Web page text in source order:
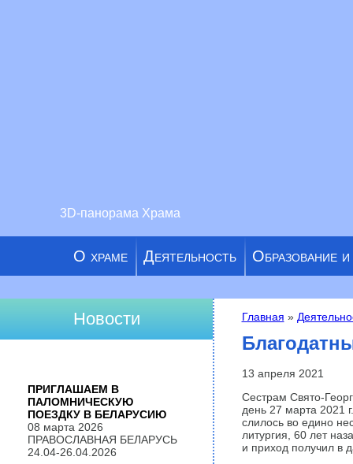
3D-панорама Храма
О храме Деятельность Образование
Вы здесь
Главная »
13 апреля 2021
Сестрам Свято-
день 27 марта 2021
слилось во едино
литургия, 60 лет
и приход получил в
Новости
ПРИГЛАШАЕМ В
ПАЛОМНИЧЕСКУЮ
ПОЕЗДКУ В БЕЛАРУСИЮ
08 марта 2026
ПРАВОСЛАВНАЯ БЕЛАРУСЬ
24.04-26.04.2026